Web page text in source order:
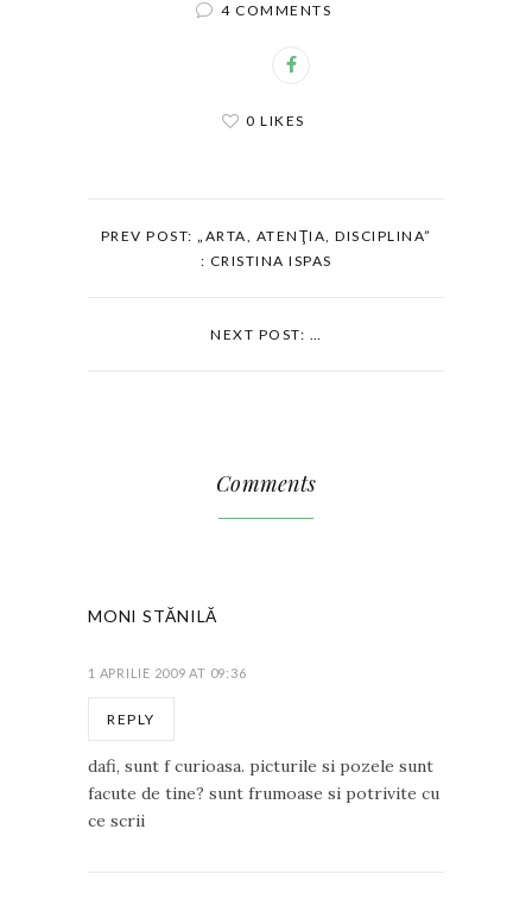
4 COMMENTS
0 LIKES
PREV POST: „ARTA, ATENŢIA, DISCIPLINA”
: CRISTINA ISPAS
NEXT POST: …
Comments
MONI STĂNILĂ
1 APRILIE 2009 AT 09:36
REPLY
dafi, sunt f curioasa. picturile si pozele sunt
facute de tine? sunt frumoase si potrivite cu
ce scrii